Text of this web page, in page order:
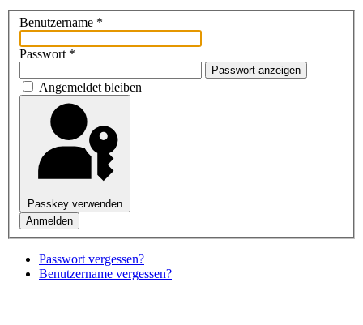
Benutzername *
Passwort*
Passwort anzeigen
Angemeldet bleiben
Passkey verwenden
Anmelden
Passwort vergessen?
Benutzername vergessen?